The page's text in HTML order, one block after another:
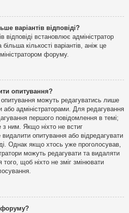
варіантів відповіді?
відповіді встановлює адміністратор
кількості варіантів, аніж це
форуму.
опитування?
можуть редагуватись лише
адміністраторами. Для редагування
першого повідомлення в темі;
ним. Якщо ніхто не встиг
опитування або відредагувати
Однак якщо хтось уже проголосував,
можуть редагувати та видаляти
щоб ніхто не зміг змінювати